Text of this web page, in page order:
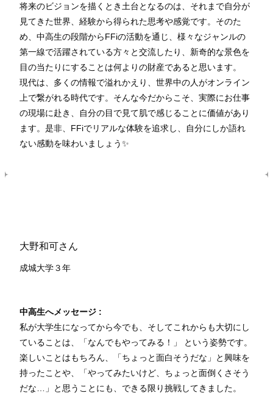
将来のビジョンを描くとき土台となるのは、それまで自分が
見てきた世界、経験から得られた思考や感覚です。そのた
め、中高生の段階からFFiの活動を通じ、様々なジャンルの
第一線で活躍されている方々と交流したり、新奇的な景色を
目の当たりにすることは何よりの財産であると思います。
現代は、多くの情報で溢れかえり、世界中の人がオンライン
上で繋がれる時代です。そんな今だからこそ、実際にお仕事
の現場に赴き、自分の目で見て肌で感じることに価値があり
ます。是非、FFiでリアルな体験を追求し、自分にしか語れ
ない感動を味わいましょう✨
大野和可さん
成城大学３年
中高生へメッセージ :
私が大学生になってから今でも、そしてこれからも大切にし
ていることは、「なんでもやってみる！」 という姿勢です。
楽しいことはもちろん、「ちょっと面白そうだな」と興味を
持ったことや、「やってみたいけど、ちょっと面倒くさそう
だな…」と思うことにも、できる限り挑戦してきました。